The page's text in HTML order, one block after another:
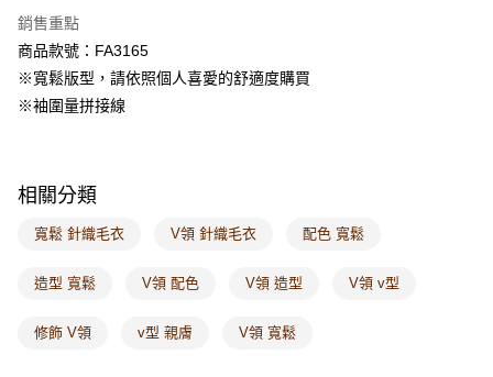
付款後7-11取貨
每筆NT$60，滿NT$1,000(含以上)免運費
宅配
每筆NT$60，滿NT$1,000(含以上)免運費
海外配送-港/澳/新/馬/泰國專屬
海外配送-其他亞洲地區
銷售重點
商品款號：FA3165
※寬鬆版型，請依照個人喜愛的舒適度購買
※袖圍量拼接線
相關分類
寬鬆 針織毛衣 V領 針織毛衣 配色 寬鬆
造型 寬鬆 V領 配色 V領 造型 V領 v型
修飾 V領 v型 親膚 V領 寬鬆